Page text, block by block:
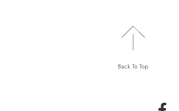
Back To Top